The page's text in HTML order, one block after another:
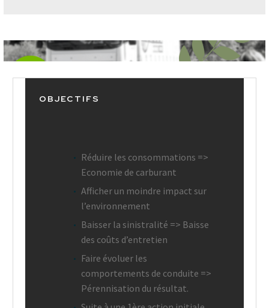
OBJECTIFS
Réduire les consommations =>
Economie de carburant
Afficher un moindre impact sur
l’environnement
Baisser la sinistralité => Baisse
des coûts d’entretien
Faire évoluer les
comportements de conduite =>
Pérennisation du résultat.